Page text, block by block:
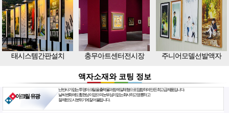
태시스템간판설치 충무아트센터전시장 주니어모델선발액자
액자소재와 코팅 정보
아크릴 유광
난반사가 없는 투명아크릴을 출력물과 함께 일체형으로 접합하여 만든 최고급 제품입니다.
날씨 변화에도 휨현상이 없으며 눈부심이 없는 화사하고 영롱하고
절제된 도시 분위기에 잘 어울립니다.